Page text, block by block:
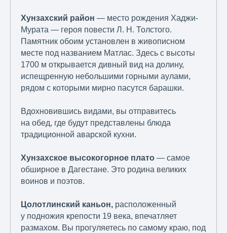
Хунзахский район — место рождения Хаджи-
Мурата — героя повести Л. Н. Толстого.
Памятник обоим установлен в живописном
месте под названием Матлас. Здесь с высоты
1700 м открывается дивный вид на долину,
испещренную небольшими горными аулами,
рядом с которыми мирно пасутся барашки.
Вдохновившись видами, вы отправитесь
на обед, где будут представлены блюда
традиционной аварской кухни.
Хунзахское высокогорное плато — самое
обширное в Дагестане. Это родина великих
воинов и поэтов.
Цолотлинский каньон, расположенный
у подножия крепости 19 века, впечатляет
размахом. Вы прогуляетесь по самому краю, под